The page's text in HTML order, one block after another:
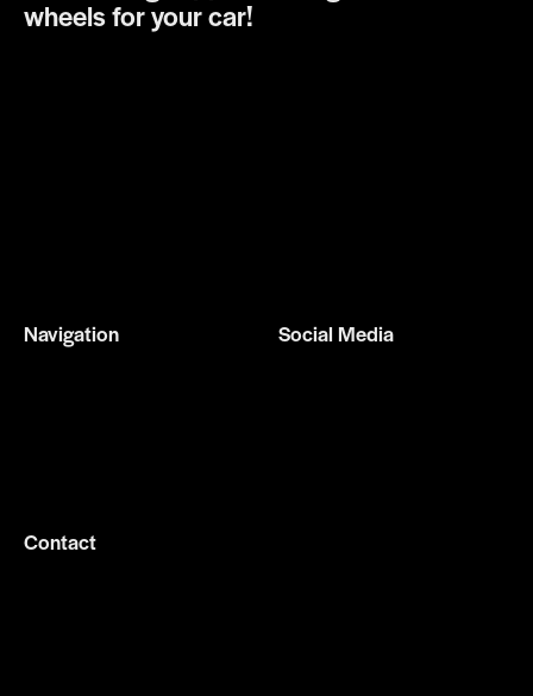
wheels for your car!
Navigation Social Media
Contact